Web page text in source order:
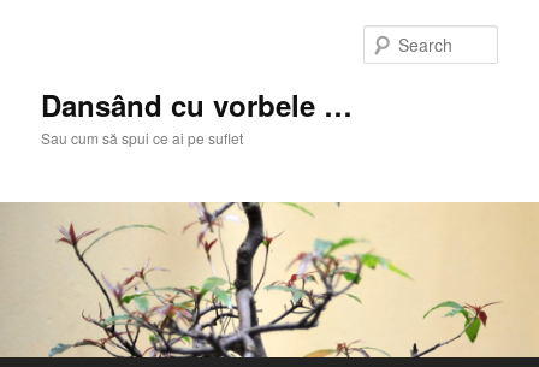
Dansând cu vorbele …
Sau cum să spui ce ai pe suflet